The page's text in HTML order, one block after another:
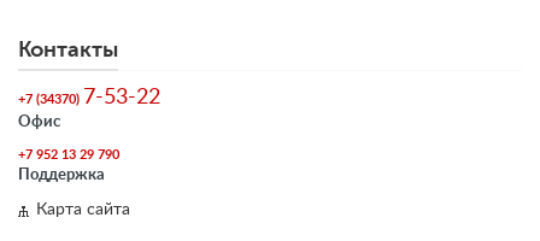
Контакты
+7 (34370) 7-53-22
Офис
+7 952 13 29 790
Поддержка
Карта сайта